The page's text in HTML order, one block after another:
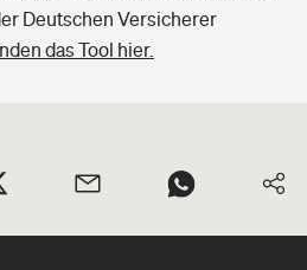
Deutschen Versicherer
das Tool hier.